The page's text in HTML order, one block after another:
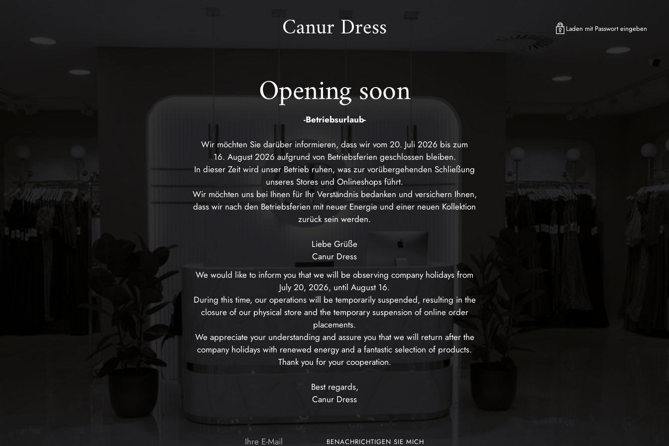
Canur Dress Laden mit Passwort eingeben
Opening soon
-Betriebsurlaub-
Wir möchten Sie darüber informieren, dass wir vom 20. Juli 2026 bis zum
16. August 2026 aufgrund von Betriebsferien geschlossen bleiben.
In dieser Zeit wird unser Betrieb ruhen, was zur vorübergehenden Schließung
unseres Stores und Onlineshops führt.
Wir möchten uns bei Ihnen für Ihr Verständnis bedanken und versichern Ihnen,
dass wir nach den Betriebsferien mit neuer Energie und einer neuen Kollektion
zurück sein werden.
Liebe Grüße
Canur Dress
We would like to inform you that we will be observing company holidays from
July 20, 2026, until August 16.
During this time, our operations will be temporarily suspended, resulting in the
closure of our physical store and the temporary suspension of online order
placements.
We appreciate your understanding and assure you that we will return after the
company holidays with renewed energy and a fantastic selection of products.
Thank you for your cooperation.
Best regards,
Canur Dress
Ihre
BENACHRICHTIGEN SIE MICH